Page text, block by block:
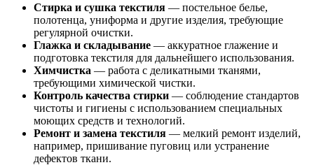
Стирка и сушка текстиля — постельное белье,
полотенца, униформа и другие изделия, требующие
регулярной очистки.
Глажка и складывание — аккуратное глажение и
подготовка текстиля для дальнейшего использования.
Химчистка — работа с деликатными тканями,
требующими химической чистки.
Контроль качества стирки — соблюдение стандартов
чистоты и гигиены с использованием специальных
моющих средств и технологий.
Ремонт и замена текстиля — мелкий ремонт изделий,
например, пришивание пуговиц или устранение
дефектов ткани.